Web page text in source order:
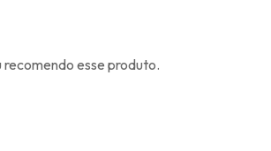
recomendo esse produto.